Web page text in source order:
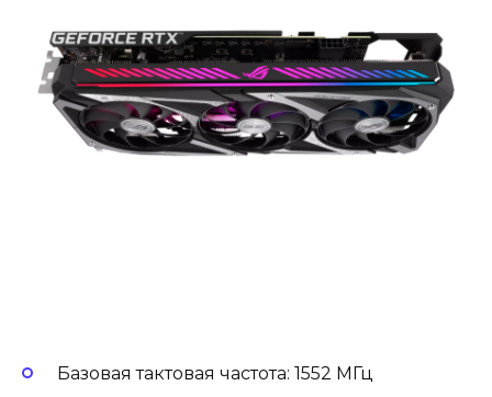
Базовая тактовая частота: 1552 МГц